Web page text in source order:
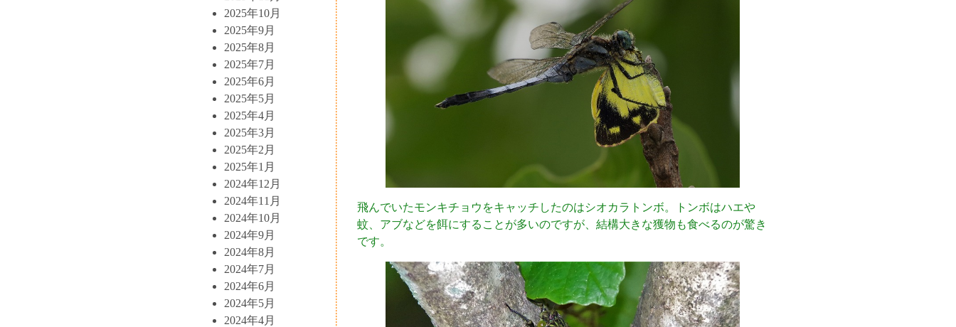
2025年10月
2025年9月
2025年8月
2025年7月
2025年6月
2025年5月
2025年4月
2025年3月
2025年2月
2025年1月
2024年12月
2024年11月
2024年10月
2024年9月
2024年8月
2024年7月
2024年6月
2024年5月
2024年4月
飛んでいたモンキチョウをキャッチしたのはシオカラトンボ。トンボはハエや
蚊、アブなどを餌にすることが多いのですが、結構大きな獲物も食べるのが驚き
です。